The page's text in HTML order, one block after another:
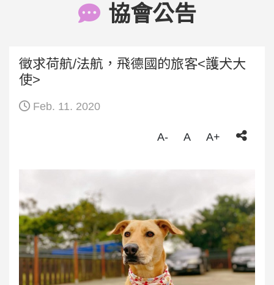
協會公告
徵求荷航/法航，飛德國的旅客<護犬大
使>
Feb. 11. 2020
A- A A+